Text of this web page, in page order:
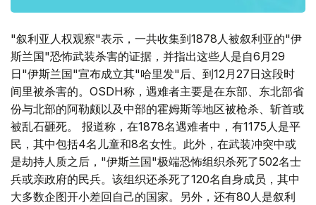
"叙利亚人权观察"表示，一共收集到1878人被叙利亚的"伊
斯兰国"恐怖武装杀害的证据，并指出这些人是自6月29
日"伊斯兰国"宣布成立其"哈里发"后、到12月27日这段时
间里被杀害的。OSDH称，遇难者主要是在东部、东北部省
份与北部的阿勒颇以及中部的霍姆斯等地区被枪杀、斩首或
被乱石砸死。 报道称，在1878名遇难者中，有1175人是平
民，其中包括4名儿童和8名女性。此外，在武装冲突中或
是劫持人质之后，"伊斯兰国"极端恐怖组织杀死了502名士
兵或亲政府的民兵。该组织还杀死了120名自身成员，其中
大多数企图开小差回自己的国家。另外，还有80人是叙利